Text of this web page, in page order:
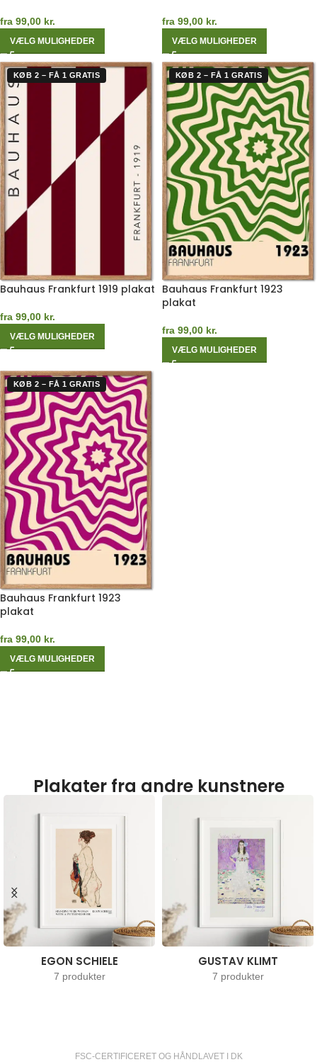
fra 99,00 kr.
VÆLG MULIGHEDER
fra 99,00 kr.
VÆLG MULIGHEDER
KØB 2 – FÅ 1 GRATIS
Bauhaus Frankfurt 1919 plakat
fra 99,00 kr.
VÆLG MULIGHEDER
KØB 2 – FÅ 1 GRATIS
Bauhaus Frankfurt 1923
plakat
fra 99,00 kr.
VÆLG MULIGHEDER
KØB 2 – FÅ 1 GRATIS
Bauhaus Frankfurt 1923
plakat
fra 99,00 kr.
VÆLG MULIGHEDER
Plakater fra andre kunstnere
EGON SCHIELE
7 produkter
GUSTAV KLIMT
7 produkter
FSC-CERTIFICERET OG HÅNDLAVET I DK